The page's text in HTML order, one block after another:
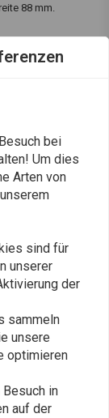
88 mm.
Gel-Batterien mit
XL; 07-17 (NU)
bei
Um dies
Arten von
sind für
unserer
der
sammeln
unsere
optimieren
Besuch in
auf der